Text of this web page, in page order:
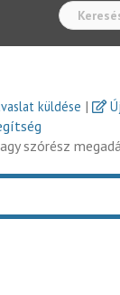
küldése |
szórész